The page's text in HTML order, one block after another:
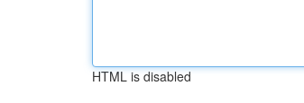
HTML is disabled